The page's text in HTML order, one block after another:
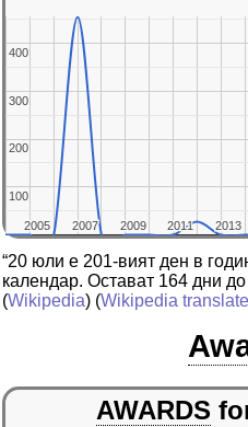
2005
2005 2007
2007 2009
2009 2011
2011 2013
2013
100
100
200
200
300
300
400
400
“20 юли е 201-вият ден в
календар. Остават 164 дни
(Wikipedia) (Wikipedia
AWARDS